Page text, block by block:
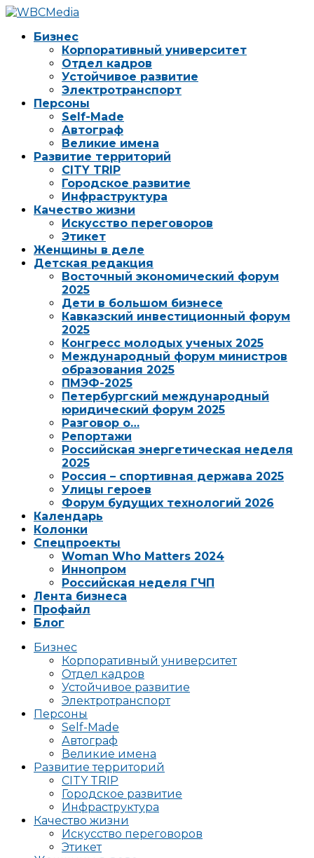
Бизнес
Корпоративный университет
Отдел кадров
Устойчивое развитие
Электротранспорт
Персоны
Self-Made
Автограф
Великие имена
Развитие территорий
CITY TRIP
Городское развитие
Инфраструктура
Качество жизни
Искусство переговоров
Этикет
Женщины в деле
Детская редакция
Восточный экономический форум
2025
Дети в большом бизнесе
Кавказский инвестиционный форум
2025
Конгресс молодых ученых 2025
Международный форум министров
образования 2025
ПМЭФ-2025
Петербургский международный
юридический форум 2025
Разговор о…
Репортажи
Российская энергетическая неделя
2025
Россия – спортивная держава 2025
Улицы героев
Форум будущих технологий 2026
Календарь
Колонки
Спецпроекты
Woman Who Matters 2024
Иннопром
Российская неделя ГЧП
Лента бизнеса
Профайл
Блог
Бизнес
Корпоративный университет
Отдел кадров
Устойчивое развитие
Электротранспорт
Персоны
Self-Made
Автограф
Великие имена
Развитие территорий
CITY TRIP
Городское развитие
Инфраструктура
Качество жизни
Искусство переговоров
Этикет